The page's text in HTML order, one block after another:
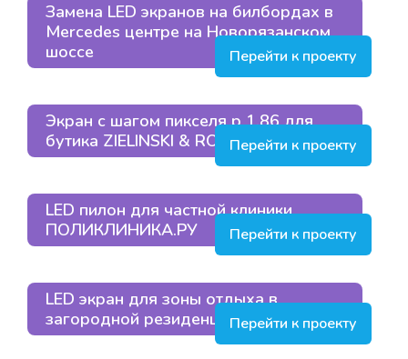
Замена LED экранов на билбордах в
Mercedes центре на Новорязанском
шоссе
Перейти к проекту
Экран с шагом пикселя p 1.86 для
бутика ZIELINSKI & ROZENПерейти к проекту
LED пилон для частной клиники
ПОЛИКЛИНИКА.РУ
Перейти к проекту
LED экран для зоны отдыха в
загородной резиденцииПерейти к проекту